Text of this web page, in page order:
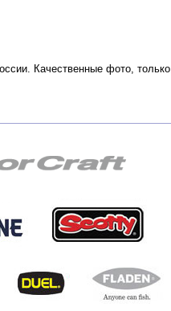
Качественные фото, только